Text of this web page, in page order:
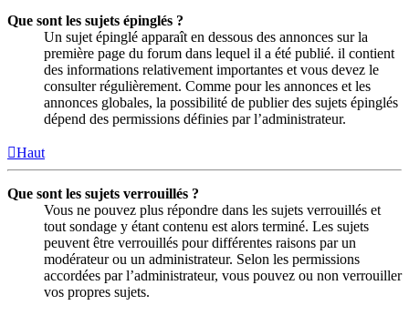
Que sont les sujets épinglés ?
Un sujet épinglé apparaît en dessous des annonces sur la
première page du forum dans lequel il a été publié. il contient
des informations relativement importantes et vous devez le
consulter régulièrement. Comme pour les annonces et les
annonces globales, la possibilité de publier des sujets épinglés
dépend des permissions définies par l’administrateur.
Haut
Que sont les sujets verrouillés ?
Vous ne pouvez plus répondre dans les sujets verrouillés et
tout sondage y étant contenu est alors terminé. Les sujets
peuvent être verrouillés pour différentes raisons par un
modérateur ou un administrateur. Selon les permissions
accordées par l’administrateur, vous pouvez ou non verrouiller
vos propres sujets.